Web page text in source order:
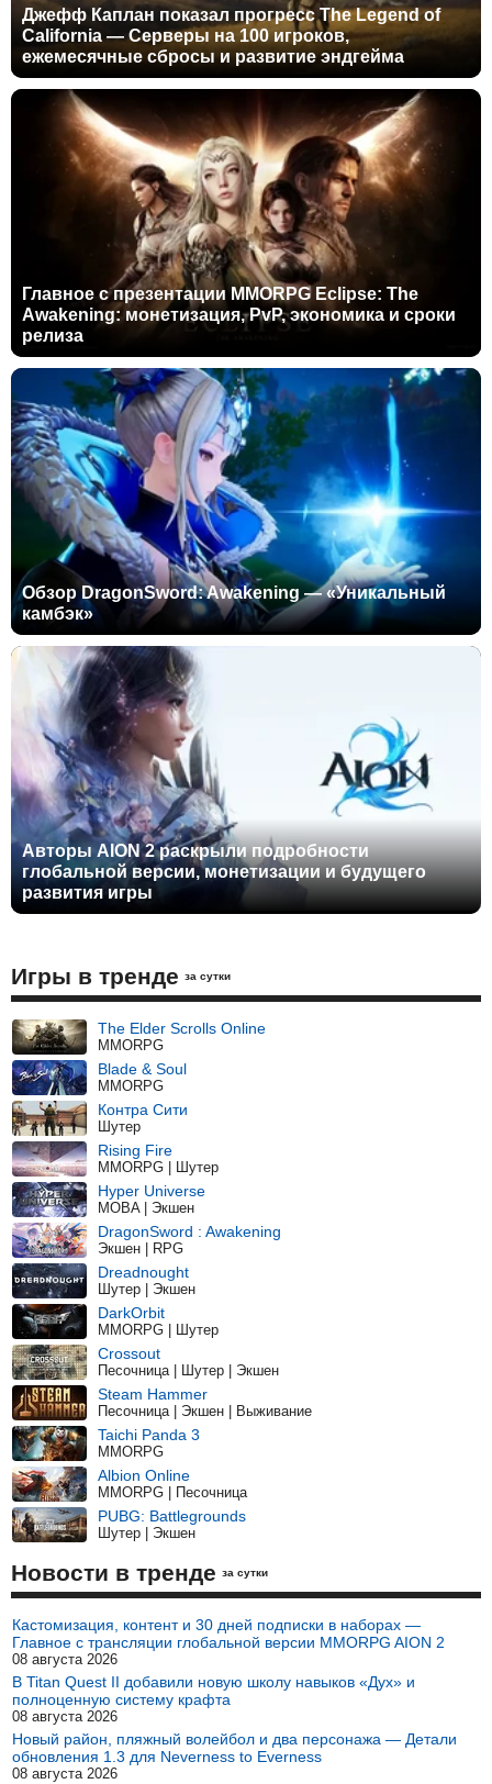
Джефф Каплан показал прогресс The Legend of
California — Серверы на 100 игроков,
ежемесячные сбросы и развитие эндгейма
Главное с презентации MMORPG Eclipse: The
Awakening: монетизация, PvP, экономика и сроки
релиза
Обзор DragonSword: Awakening — «Уникальный
камбэк»
Авторы AION 2 раскрыли подробности
глобальной версии, монетизации и будущего
развития игры
Игры в тренде за сутки
The Elder Scrolls Online
MMORPG
Blade & Soul
MMORPG
Контра Сити
Шутер
Rising Fire
MMORPG | Шутер
Hyper Universe
MOBA | Экшен
DragonSword : Awakening
Экшен | RPG
Dreadnought
Шутер | Экшен
DarkOrbit
MMORPG | Шутер
Crossout
Песочница | Шутер | Экшен
Steam Hammer
Песочница | Экшен | Выживание
Taichi Panda 3
MMORPG
Albion Online
MMORPG | Песочница
PUBG: Battlegrounds
Шутер | Экшен
Новости в тренде за сутки
Кастомизация, контент и 30 дней подписки в наборах —
Главное с трансляции глобальной версии MMORPG AION 2
08 августа 2026
В Titan Quest II добавили новую школу навыков «Дух» и
полноценную систему крафта
08 августа 2026
Новый район, пляжный волейбол и два персонажа — Детали
обновления 1.3 для Neverness to Everness
08 августа 2026